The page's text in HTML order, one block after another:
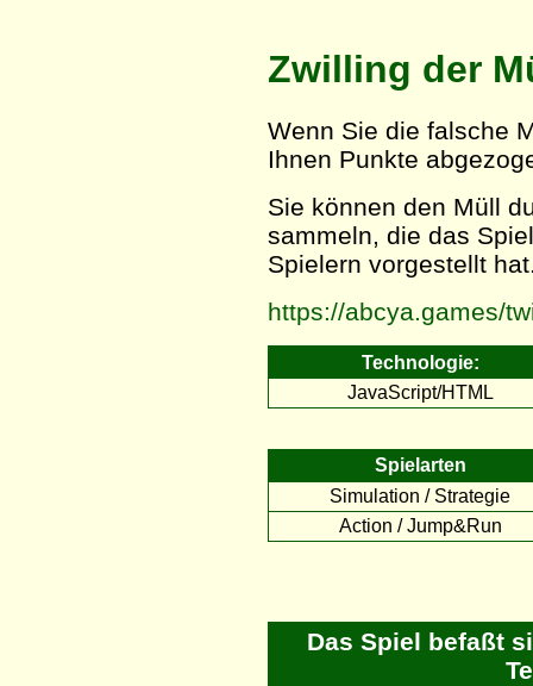
Zwilling der
Wenn Sie die falsche
Ihnen Punkte
Sie können den Müll
sammeln, die das
Spielern vorgestellt
https://abcya.games/
Technologie:
JavaScript/HTML
Spielarten
Simulation / Strategie
Action / Jump&Run
Das Spiel befaßt